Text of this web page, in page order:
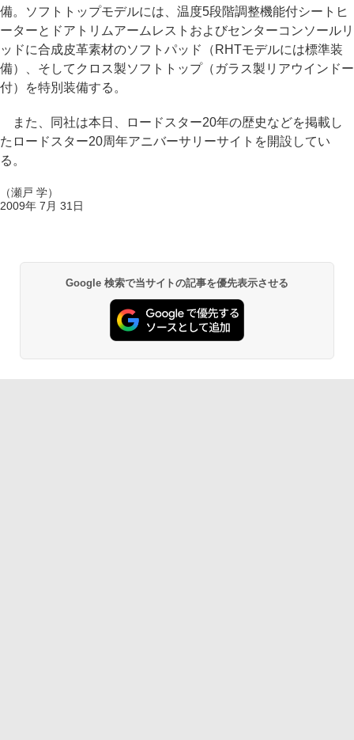
備。ソフトトップモデルには、温度5段階調整機能付シートヒ
ーターとドアトリムアームレストおよびセンターコンソールリ
ッドに合成皮革素材のソフトパッド（RHTモデルには標準装
備）、そしてクロス製ソフトトップ（ガラス製リアウインドー
付）を特別装備する。
また、同社は本日、ロードスター20年の歴史などを掲載し
たロードスター20周年アニバーサリーサイトを開設してい
る。
（瀬戸 学）
2009年 7月 31日
Google 検索で当サイトの記事を優先表示させる